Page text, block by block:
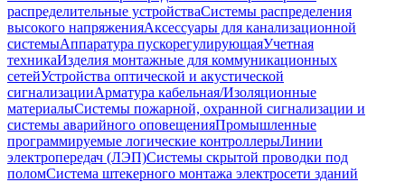
распределительные устройстваСистемы распределения
высокого напряженияАксессуары для канализационной
системыАппаратура пускорегулирующаяУчетная
техникаИзделия монтажные для коммуникационных
сетейУстройства оптической и акустической
сигнализацииАрматура кабельная/Изоляционные
материалыСистемы пожарной, охранной сигнализации и
системы аварийного оповещенияПромышленные
программируемые логические контроллерыЛинии
электропередач (ЛЭП)Системы скрытой проводки под
поломСистема штекерного монтажа электросети зданий